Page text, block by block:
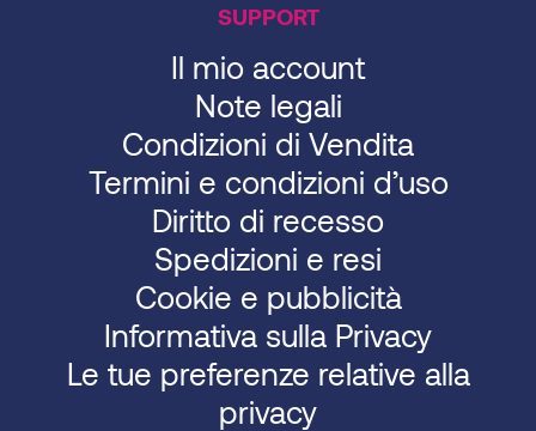
SUPPORT
Il mio account
Note legali
Condizioni di Vendita
Termini e condizioni d’uso
Diritto di recesso
Spedizioni e resi
Cookie e pubblicità
Informativa sulla Privacy
Le tue preferenze relative alla
privacy